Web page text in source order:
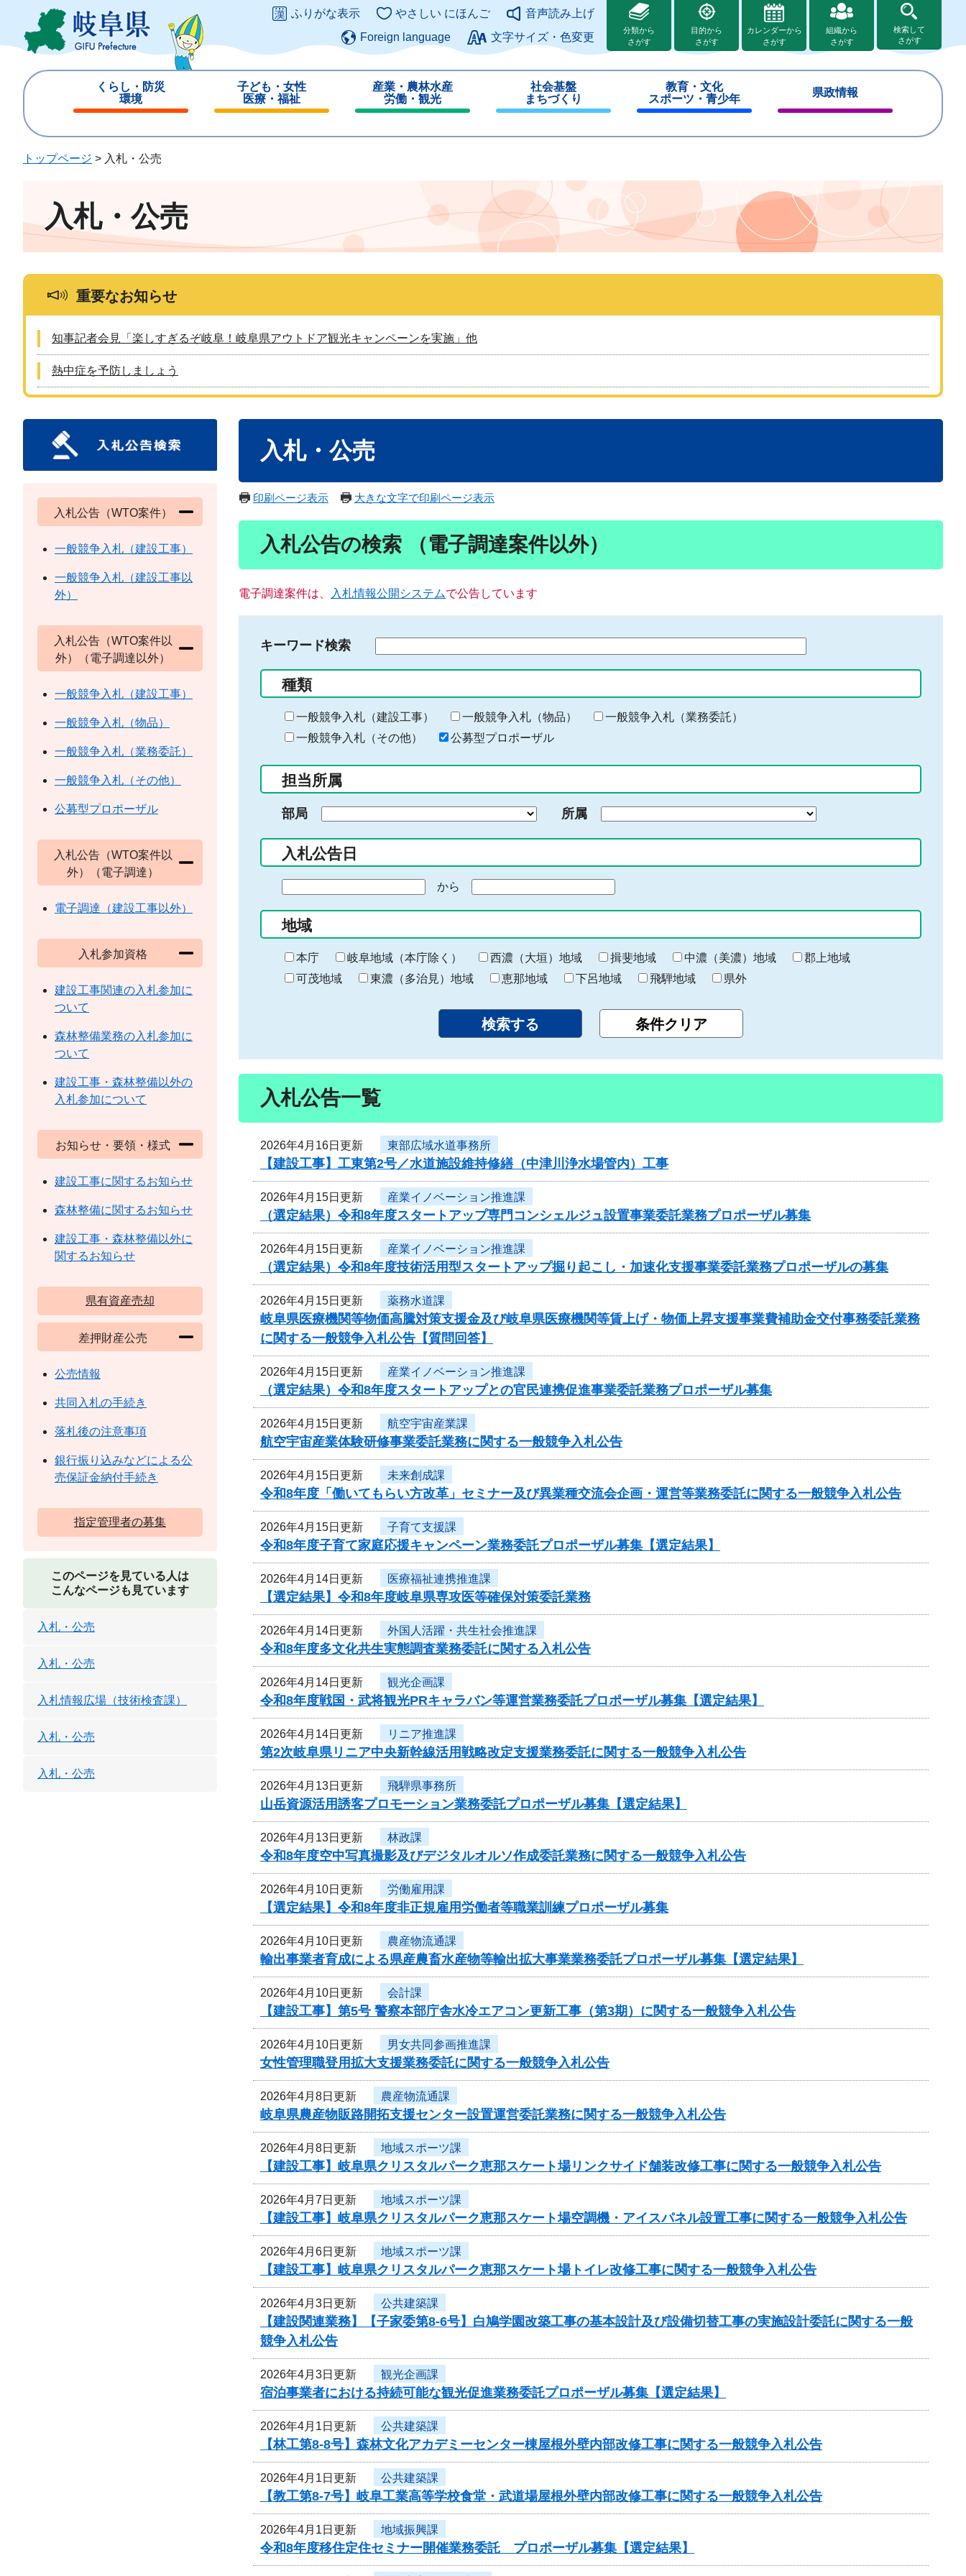
ジ
ュ
このページの本文へ
ふりがな表示 やさしい にほんご
音声読み上げ
Foreign language
文字サイズ・色変更
分類から
さがす
目的から
さがす
カレンダーから
さがす
組織から
さがす
検索して
さがす
くらし・防災
環境
じ
子ども・女性
医療・福祉
じ
産業・農林水産
労働・観光
じ
社会基盤
まちづくり
じ
教育・文化
スポーツ・青少年
じ
県政情報
じ
トップページ > 入札・公売
入札・公売
重要なお知らせ
知事記者会見「楽しすぎるぞ岐阜！岐阜県アウトドア観光キャンペーンを実施」他
熱中症を予防しましょう
入札・公売
印刷ページ表示 大きな文字で印刷ページ表示
入札公告の検索 （電子調達案件以外）
電子調達案件は、 入札情報公開システムで公告しています
キーワード検索
る
キ
ー
ー
入
力
種類
一般競争入札（建設工事） 一般競争入札（物品）
一般競争入札（業務委託）
一般競争入札（その他）
公募型プロポーザル
担当所属
部局 所属
入札公告日
の
始
ま
り
から
終
わ
り
地域
本庁 岐阜地域（本庁除く） 西濃（大垣）地域 揖斐地域 中濃（美濃）地域
郡上地域
可茂地域
東濃（多治見）地域 恵那地域 下呂地域 飛騨地域 県外
入札公告一覧
2026年4月16日更新 東部広域水道事務所
【建設工事】工東第2号／水道施設維持修繕（中津川浄水場管内）工事
2026年4月15日更新 産業イノベーション推進課
（選定結果）令和8年度スタートアップ専門コンシェルジュ設置事業委託業務プロポーザル募集
2026年4月15日更新 産業イノベーション推進課
（選定結果）令和8年度技術活用型スタートアップ掘り起こし・加速化支援事業委託業務プロポーザルの募集
2026年4月15日更新 薬務水道課
岐阜県医療機関等物価高騰対策支援金及び岐阜県医療機関等賃上げ・物価上昇支援事業費補助金交付事務委託業務
に関する一般競争入札公告【質問回答】
2026年4月15日更新 産業イノベーション推進課
（選定結果）令和8年度スタートアップとの官民連携促進事業委託業務プロポーザル募集
2026年4月15日更新 航空宇宙産業課
航空宇宙産業体験研修事業委託業務に関する一般競争入札公告
2026年4月15日更新 未来創成課
令和8年度「働いてもらい方改革」セミナー及び異業種交流会企画・運営等業務委託に関する一般競争入札公告
2026年4月15日更新 子育て支援課
令和8年度子育て家庭応援キャンペーン業務委託プロポーザル募集【選定結果】
2026年4月14日更新 医療福祉連携推進課
【選定結果】令和8年度岐阜県専攻医等確保対策委託業務
2026年4月14日更新 外国人活躍・共生社会推進課
令和8年度多文化共生実態調査業務委託に関する入札公告
2026年4月14日更新 観光企画課
令和8年度戦国・武将観光PRキャラバン等運営業務委託プロポーザル募集【選定結果】
2026年4月14日更新 リニア推進課
第2次岐阜県リニア中央新幹線活用戦略改定支援業務委託に関する一般競争入札公告
2026年4月13日更新 飛騨県事務所
山岳資源活用誘客プロモーション業務委託プロポーザル募集【選定結果】
2026年4月13日更新 林政課
令和8年度空中写真撮影及びデジタルオルソ作成委託業務に関する一般競争入札公告
2026年4月10日更新 労働雇用課
【選定結果】令和8年度非正規雇用労働者等職業訓練プロポーザル募集
2026年4月10日更新 農産物流通課
輸出事業者育成による県産農畜水産物等輸出拡大事業業務委託プロポーザル募集【選定結果】
2026年4月10日更新 会計課
【建設工事】第5号 警察本部庁舎水冷エアコン更新工事（第3期）に関する一般競争入札公告
2026年4月10日更新 男女共同参画推進課
女性管理職登用拡大支援業務委託に関する一般競争入札公告
2026年4月8日更新 農産物流通課
岐阜県農産物販路開拓支援センター設置運営委託業務に関する一般競争入札公告
2026年4月8日更新 地域スポーツ課
【建設工事】岐阜県クリスタルパーク恵那スケート場リンクサイド舗装改修工事に関する一般競争入札公告
2026年4月7日更新 地域スポーツ課
【建設工事】岐阜県クリスタルパーク恵那スケート場空調機・アイスパネル設置工事に関する一般競争入札公告
2026年4月6日更新 地域スポーツ課
【建設工事】岐阜県クリスタルパーク恵那スケート場トイレ改修工事に関する一般競争入札公告
2026年4月3日更新 公共建築課
【建設関連業務】【子家委第8-6号】白鳩学園改築工事の基本設計及び設備切替工事の実施設計委託に関する一般
競争入札公告
2026年4月3日更新 観光企画課
宿泊事業者における持続可能な観光促進業務委託プロポーザル募集【選定結果】
2026年4月1日更新 公共建築課
【林工第8-8号】森林文化アカデミーセンター棟屋根外壁内部改修工事に関する一般競争入札公告
2026年4月1日更新 公共建築課
【教工第8-7号】岐阜工業高等学校食堂・武道場屋根外壁内部改修工事に関する一般競争入札公告
2026年4月1日更新 地域振興課
令和8年度移住定住セミナー開催業務委託 プロポーザル募集【選定結果】
入札公告（WTO案件）
一般競争入札（建設工事）
一般競争入札（建設工事以
外）
入札公告（WTO案件以
外）（電子調達以外）
一般競争入札（建設工事）
一般競争入札（物品）
一般競争入札（業務委託）
一般競争入札（その他）
公募型プロポーザル
入札公告（WTO案件以
外）（電子調達）
電子調達（建設工事以外）
入札参加資格
建設工事関連の入札参加に
ついて
森林整備業務の入札参加に
ついて
建設工事・森林整備以外の
入札参加について
お知らせ・要領・様式
建設工事に関するお知らせ
森林整備に関するお知らせ
建設工事・森林整備以外に
関するお知らせ
県有資産売却
差押財産公売
公売情報
共同入札の手続き
落札後の注意事項
銀行振り込みなどによる公
売保証金納付手続き
指定管理者の募集
このページを見ている人は
こんなページも見ています
入札・公売
入札・公売
入札情報広場（技術検査課）
入札・公売
入札・公売